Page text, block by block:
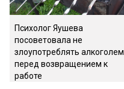
Психолог Яушева
посоветовала не
злоупотреблять алкоголем
перед возвращением к
работе